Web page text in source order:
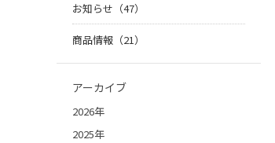
お知らせ（47）
商品情報（21）
アーカイブ
2026年
2025年